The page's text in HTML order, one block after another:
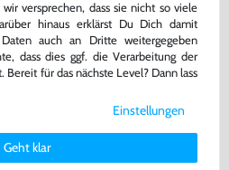
Dr. Mario
PAL-B, Modul, gebraucht
23,99 €
versprechen, dass sie nicht so viele
hinaus erklärst Du Dich damit
auch an Dritte weitergegeben
dass dies ggf. die Verarbeitung der
für das nächste Level? Dann lass
von uns verwendeten Cookies und
findest Du in unsererDaten­schutz­
.
Einstellungen
Geht klar